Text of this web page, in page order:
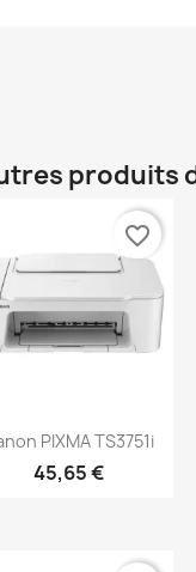
produits
Aperçu rapide
PIXMA TS3751i
45,65 €
favorite_border